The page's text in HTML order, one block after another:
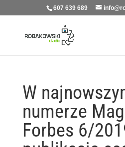
607 639 689
W
numerze
Forbes 6/